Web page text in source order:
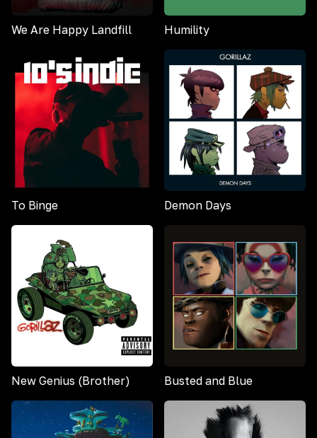
We Are Happy Landfill Humility
To Binge Demon Days
New Genius (Brother) Busted and Blue